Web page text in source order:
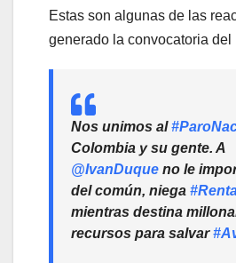
Estas son algunas de las
generado la convocatoria del
Nos unimos al
Colombia y su gente. A
@IvanDuque no le
del común, niega
mientras destina
recursos para salvar